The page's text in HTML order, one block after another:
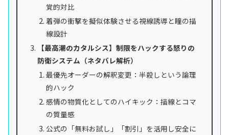
覚的対比
着弾の衝撃を擬似体験させる視線誘導と瞳の描
線設計
【最高潮のカタルシス】制限をハックする怒りの
防衛システム（ネタバレ解析）
最優先オーダーの解釈変更：半殺しという論理
的ハック
感情の物質化としてのハイキック：描線とコマ
の質量感
公式の「無料お試し」「割引」を活用し安全に